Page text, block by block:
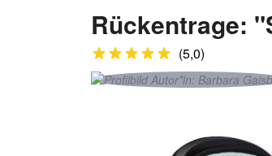
Rückentrage:
(5,0)